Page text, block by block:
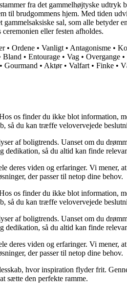
fra det gammelhøjtyske
til brudgommens hjem. Med tiden
sal, som alle
eller festen afholdes.
• Ordene • Vanligt • Antagonisme •
Bland • Entourage • Vag • Overgange •
Gourmand • Aktør• Valfart • Finke •
os finder du ikke blot information,
så du kan træffe velovervejede
af boligtrends. Uanset om du
så du altid kan finde
deres viden og erfaringer. Vi
der passer til netop dine behov.
os finder du ikke blot information,
så du kan træffe velovervejede
af boligtrends. Uanset om du
så du altid kan finde
deres viden og erfaringer. Vi
der passer til netop dine behov.
hvor inspiration flyder frit.
sætte den perfekte ramme.